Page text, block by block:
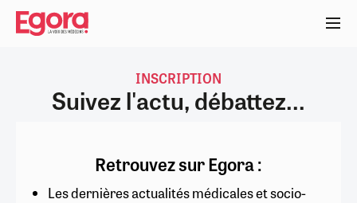
Aller
contenu
INSCRIPTION
Suivez l'actu, débattez...
Retrouvez sur Egora :
Les dernières actualités médicales et socio-